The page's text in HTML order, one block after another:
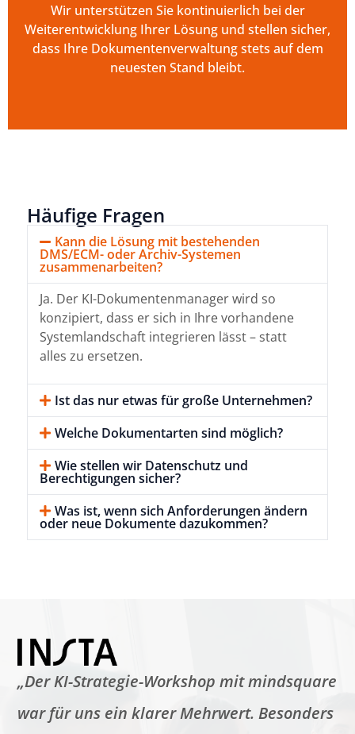
Wir unterstützen Sie kontinuierlich bei der
Weiterentwicklung Ihrer Lösung und stellen sicher,
dass Ihre Dokumentenverwaltung stets auf dem
neuesten Stand bleibt.
Häufige Fragen
Kann die Lösung mit bestehenden
DMS/ECM- oder Archiv-Systemen
zusammenarbeiten?
Ja. Der KI-Dokumentenmanager wird so
konzipiert, dass er sich in Ihre vorhandene
Systemlandschaft integrieren lässt – statt
alles zu ersetzen.
Ist das nur etwas für große Unternehmen?
Welche Dokumentarten sind möglich?
Wie stellen wir Datenschutz und
Berechtigungen sicher?
Was ist, wenn sich Anforderungen ändern
oder neue Dokumente dazukommen?
„Der KI-Strategie-Workshop mit mindsquare
war für uns ein klarer Mehrwert. Besonders